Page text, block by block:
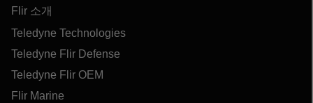
Flir 소개
Teledyne Technologies
Teledyne Flir Defense
Teledyne Flir OEM
Flir Marine